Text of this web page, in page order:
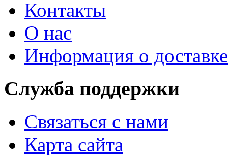
Контакты
О нас
Информация о доставке
Служба поддержки
Связаться с нами
Карта сайта